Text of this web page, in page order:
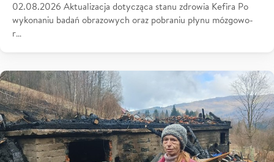
02.08.2026 Aktualizacja dotycząca stanu zdrowia Kefira Po
wykonaniu badań obrazowych oraz pobraniu płynu mózgowo-
r…